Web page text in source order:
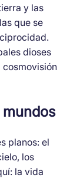
y las
que se
dioses
cosmovisión
planos: el
los
la vida